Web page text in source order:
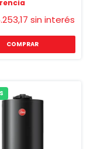
sin interés